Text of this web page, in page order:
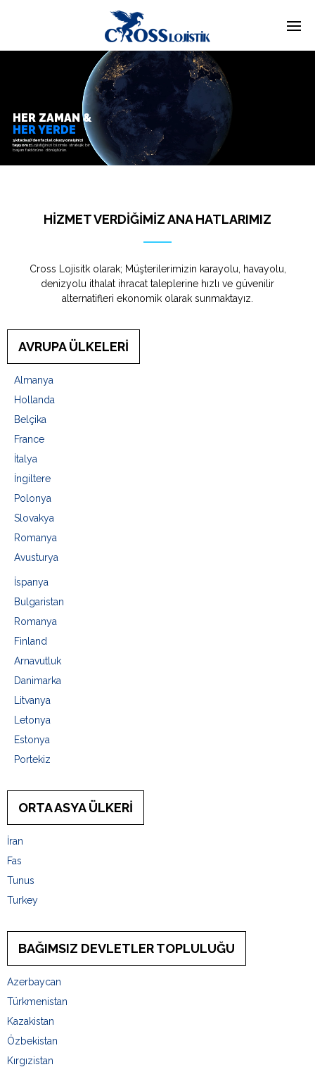
HER ZAMAN &
HER YERDE
3 kıtada 50'den fazla lokasyona işinizi
taşıyoruz:Lojistiğinizi bizimle stratejik bir
başarı faktörüne dönüştürün.
HİZMET VERDİĞİMİZ ANA HATLARIMIZ
Cross Lojisitk olarak; Müşterilerimizin karayolu, havayolu,
denizyolu ithalat ihracat taleplerine hızlı ve güvenilir
alternatifleri ekonomik olarak sunmaktayız.
AVRUPA ÜLKELERİ
Almanya
Hollanda
Belçika
France
İtalya
İngiltere
Polonya
Slovakya
Romanya
Avusturya
İspanya
Bulgaristan
Romanya
Finland
Arnavutluk
Danimarka
Litvanya
Letonya
Estonya
Portekiz
ORTA ASYA ÜLKERİ
İran
Fas
Tunus
Turkey
BAĞIMSIZ DEVLETLER TOPLULUĞU
Azerbaycan
Türkmenistan
Kazakistan
Özbekistan
Kırgızistan